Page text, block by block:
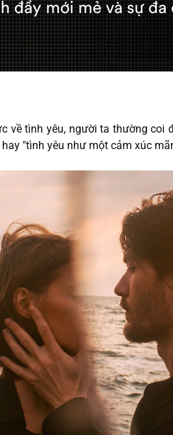
về tình yêu, người ta thường
"tình yêu như một cảm xúc